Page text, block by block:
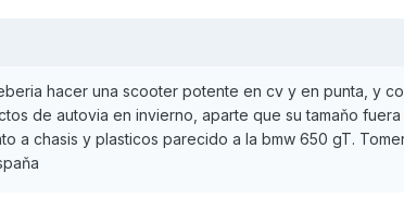
hacer una scooter potente en cv y en punta, y
de autovia en invierno, aparte que su tamaňo fuera
a chasis y plasticos parecido a la bmw 650 gT.